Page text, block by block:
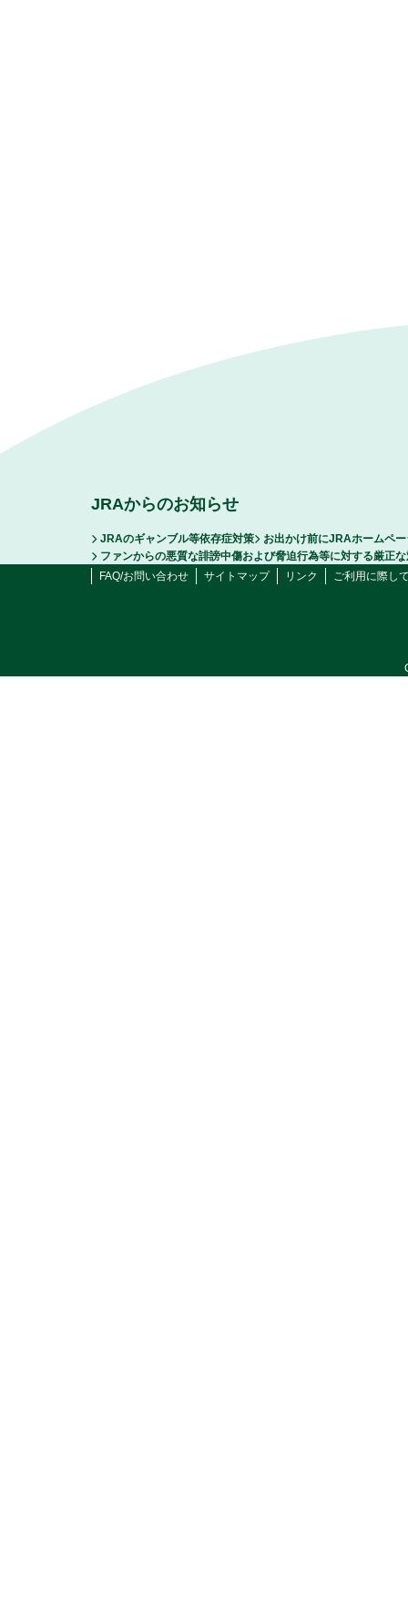
JRAからのお知らせ
JRAのギャンブル等依存症対策
お出かけ前にJRAホームペ
ファンからの悪質な誹謗中傷および脅迫行為等に対する厳正
FAQ/お問い合わせ
サイトマップ リンク ご利用に際し